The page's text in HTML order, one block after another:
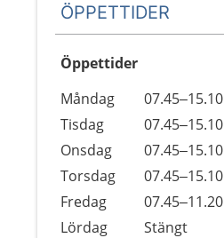
ÖPPETTIDER
Öppettider
Dag
Öppettider
Kommentarer
Måndag 07.45–15.10
Tisdag
07.45–15.10
Onsdag
07.45–15.10
Torsdag
07.45–15.10
Fredag
07.45–11.20
Lördag
Stängt